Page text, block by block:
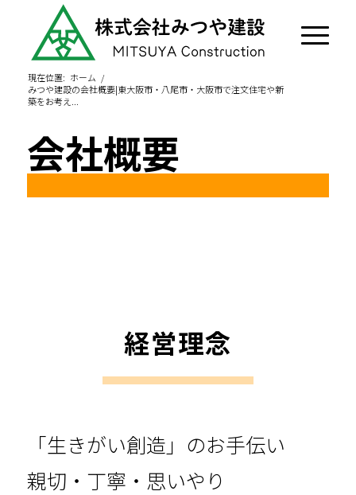
現在位置: ホーム /
みつや建設の会社概要|東大阪市・八尾市・大阪市で注文住宅や新
築をお考え...
会社概要
経営理念
「生きがい創造」のお手伝い
親切・丁寧・思いやり